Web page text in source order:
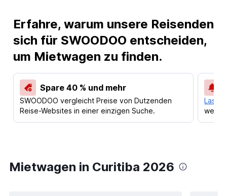
Erfahre, warum unsere Reisenden
sich für SWOODOO entscheiden,
um Mietwagen zu finden.
Spare 40 % und mehr
SWOODOO vergleicht Preise von Dutzenden
Reise-Websites in einer einzigen Suche.
Lass
Mietwagen in Curitiba 2026